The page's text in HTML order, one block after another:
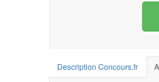
Description Concours.fr